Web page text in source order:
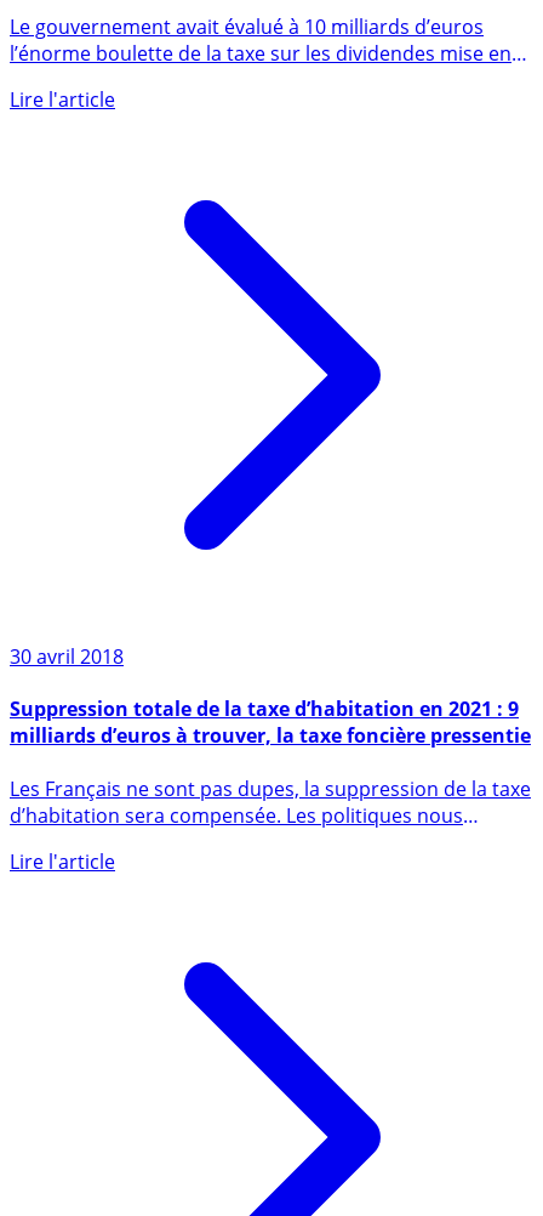
à 20 milliards d’euros à rembourser ?
l’énorme boulette de la taxe sur les dividendes mise en
30 avril 2018
milliards d’euros à trouver, la taxe foncière pressentie
Les Français ne sont pas dupes, la suppression de la taxe
d’habitation sera compensée. Les politiques nous